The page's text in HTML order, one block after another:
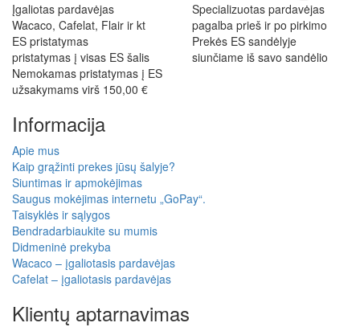
Įgaliotas pardavėjas
Wacaco, Cafelat, Flair ir kt
Specializuotas pardavėjas
pagalba prieš ir po pirkimo
ES pristatymas
pristatymas į visas ES šalis
Prekės ES sandėlyje
siunčiame iš savo sandėlio
Nemokamas pristatymas į ES
užsakymams virš 150,00 €
Informacija
Apie mus
Kaip grąžinti prekes jūsų šalyje?
Siuntimas ir apmokėjimas
Saugus mokėjimas internetu „GoPay“.
Taisyklės ir sąlygos
Bendradarbiaukite su mumis
Didmeninė prekyba
Wacaco – įgaliotasis pardavėjas
Cafelat – įgaliotasis pardavėjas
Klientų aptarnavimas